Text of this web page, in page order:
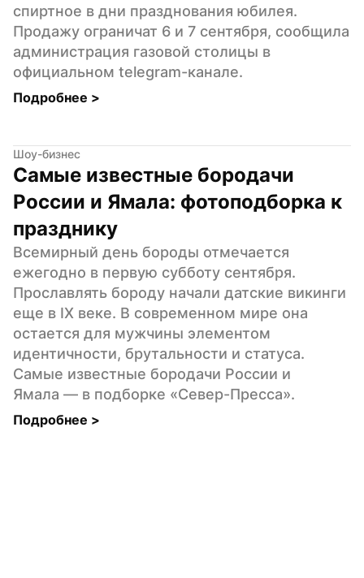
спиртное в дни празднования юбилея.
Продажу ограничат 6 и 7 сентября, сообщила
администрация газовой столицы в
официальном telegram-канале.
Подробнее >
Шоу-бизнес
Самые известные бородачи
России и Ямала: фотоподборка к
празднику
Всемирный день бороды отмечается
ежегодно в первую субботу сентября.
Прославлять бороду начали датские викинги
еще в IX веке. В современном мире она
остается для мужчины элементом
идентичности, брутальности и статуса.
Самые известные бородачи России и
Ямала — в подборке «Север-Пресса».
Подробнее >